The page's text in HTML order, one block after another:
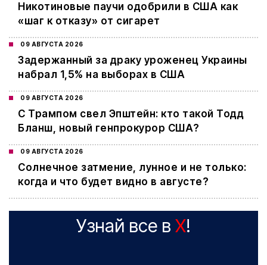
Никотиновые паучи одобрили в США как
«шаг к отказу» от сигарет
09 АВГУСТА 2026
Задержанный за драку уроженец Украины
набрал 1,5% на выборах в США
09 АВГУСТА 2026
С Трампом свел Эпштейн: кто такой Тодд
Бланш, новый генпрокурор США?
09 АВГУСТА 2026
Cолнечное затмение, лунное и не только:
когда и что будет видно в августе?
Узнай все в X!